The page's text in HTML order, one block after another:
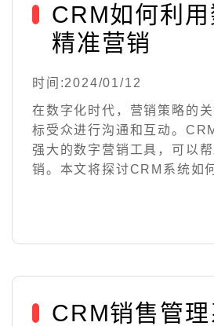
CRM如何利
精准营销
时间:2024/01/12
在数字化时代，营销策略的
标受众进行沟通和互动。
强大的数字营销工具，可以
销。本文将探讨CRM系统如
CRM销售管